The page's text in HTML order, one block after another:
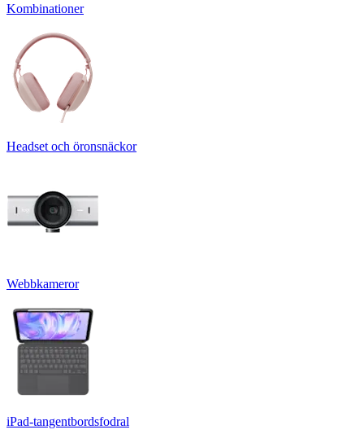
Kombinationer
Headset och öronsnäckor
Webbkameror
iPad-tangentbordsfodral